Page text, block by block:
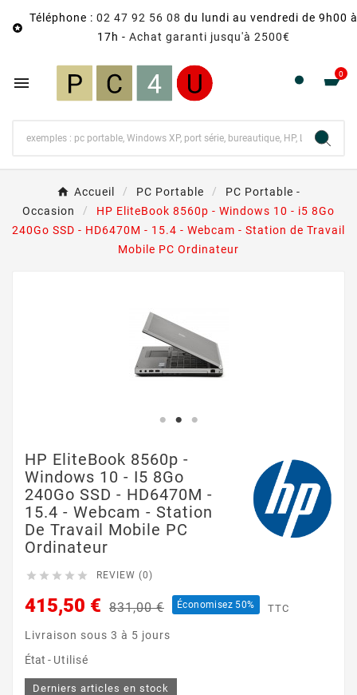

Téléphone : 02 47 92 56 08 du lundi au vendredi de 9h00 à
17h - Achat garanti jusqu'à 2500€
 0
Accueil PC Portable
PC Portable -
Occasion
HP EliteBook 8560p - Windows 10 - i5 8Go
240Go SSD - HD6470M - 15.4 - Webcam - Station de Travail
Mobile PC Ordinateur
HP EliteBook 8560p -
Windows 10 - I5 8Go
240Go SSD - HD6470M -
15.4 - Webcam - Station
De Travail Mobile PC
Ordinateur
     REVIEW (0)
415,50 € 831,00 € Économisez 50% TTC
Livraison sous 3 à 5 jours
État - Utilisé
Derniers articles en stock